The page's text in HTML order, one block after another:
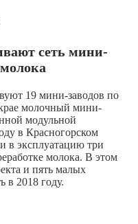
сеть мини-
19 мини-заводов по
молочный мини-
модульной
в Красногорском
в эксплуатацию три
молока. В этом
и пять малых
в 2018 году.